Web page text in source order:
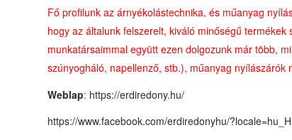
Fő profilunk az árnyékolástechnika, és műanyag
hogy az általunk felszerelt, kiváló minőségű
munkatársaimmal együtt ezen dolgozunk már több,
szúnyogháló, napellenző, stb.), műanyag
Weblap: https://erdiredony.hu/
https://www.facebook.com/erdiredonyhu/